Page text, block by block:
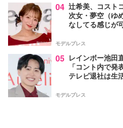
04 辻希美、コスト
次女・夢空（ゆ
なしてる感じが
モデルプレス
05 レインボー池田
「コント内で
テレビ退社は生
モデルプレス